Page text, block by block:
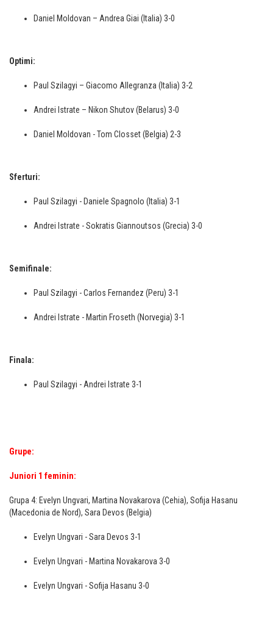
Daniel Moldovan – Andrea Giai (Italia) 3-0
Optimi:
Paul Szilagyi – Giacomo Allegranza (Italia) 3-2
Andrei Istrate – Nikon Shutov (Belarus) 3-0
Daniel Moldovan - Tom Closset (Belgia) 2-3
Sferturi:
Paul Szilagyi - Daniele Spagnolo (Italia) 3-1
Andrei Istrate - Sokratis Giannoutsos (Grecia) 3-0
Semifinale:
Paul Szilagyi - Carlos Fernandez (Peru) 3-1
Andrei Istrate - Martin Froseth (Norvegia) 3-1
Finala:
Paul Szilagyi - Andrei Istrate 3-1
Grupe:
Juniori 1 feminin:
Grupa 4: Evelyn Ungvari, Martina Novakarova (Cehia), Sofija Hasanu
(Macedonia de Nord), Sara Devos (Belgia)
Evelyn Ungvari - Sara Devos 3-1
Evelyn Ungvari - Martina Novakarova 3-0
Evelyn Ungvari - Sofija Hasanu 3-0